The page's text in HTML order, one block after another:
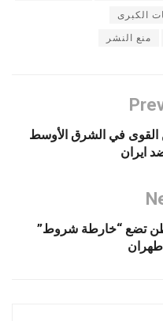
الكبرى
منع النشر
القوى في الشرق الأوسط
ايران
تضع “خارطة شروط”
طهران